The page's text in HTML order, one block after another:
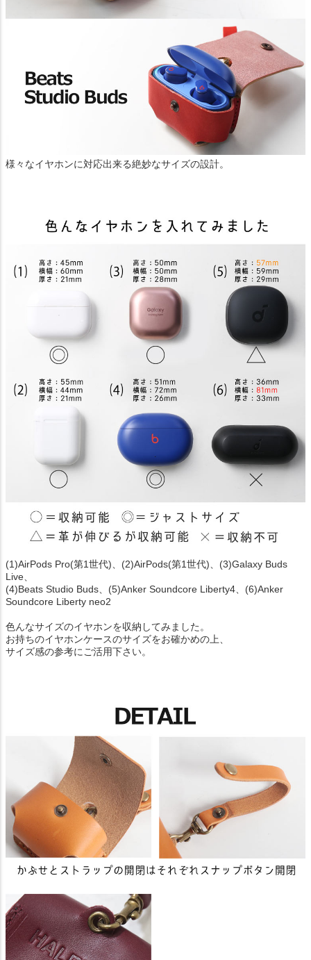
様々なイヤホンに対応出来る絶妙なサイズの設計。
(1)AirPods Pro(第1世代)、(2)AirPods(第1世代)、(3)Galaxy Buds
Live、
(4)Beats Studio Buds、(5)Anker Soundcore Liberty4、(6)Anker
Soundcore Liberty neo2
色んなサイズのイヤホンを収納してみました。
お持ちのイヤホンケースのサイズをお確かめの上、
サイズ感の参考にご活用下さい。